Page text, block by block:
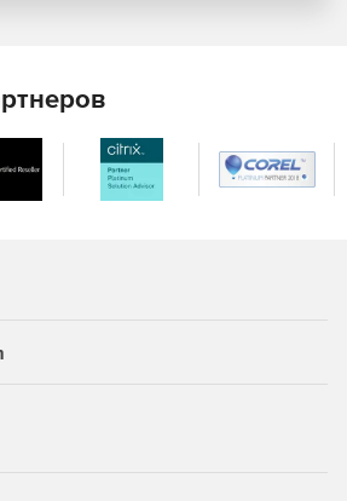
Модуль обеспечивает
рабочей документации
предприятий, сооружений и
объектов».
сети и оформлять